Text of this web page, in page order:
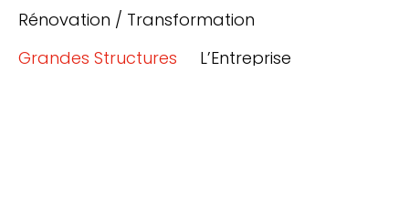
Rénovation / Transformation
Grandes Structures
L’Entreprise